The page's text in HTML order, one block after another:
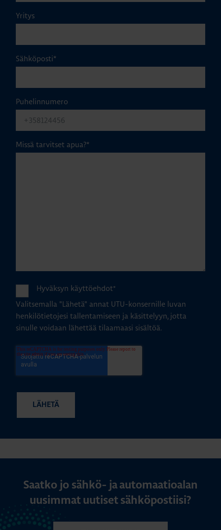
Yritys
Sähköposti*
Puhelinnumero
Missä tarvitset apua?*
Hyväksyn käyttöehdot*
Valitsemalla "Lähetä" annat UTU-konsernille luvan
henkilötietojesi tallentamiseen ja käsittelyyn, jotta
sinulle voidaan lähettää tilaamaasi sisältöä.
Saatko jo sähkö- ja automaatioalan
uusimmat uutiset sähköpostiisi?